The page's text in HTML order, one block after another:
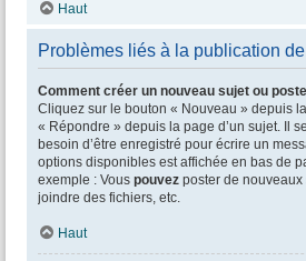
Haut
Problèmes liés à la publication
Comment créer un nouveau sujet ou
Cliquez sur le bouton « Nouveau » depuis
« Répondre » depuis la page d’un sujet. Il
besoin d’être enregistré pour écrire un
options disponibles est affichée en bas de
exemple : Vous pouvez poster de nouveaux
joindre des fichiers, etc.
Haut